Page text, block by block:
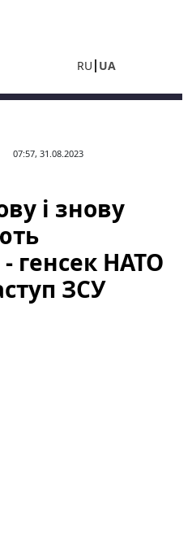
RU UA
07:57, 31.08.2023
і знову
генсек НАТО
ЗСУ